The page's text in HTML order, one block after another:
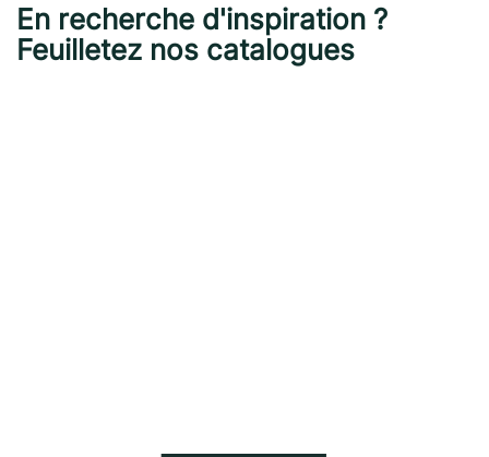
En recherche d'inspiration ?
Feuilletez nos catalogues